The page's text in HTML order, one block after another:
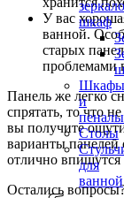
шкаф
Шкафы
и
пеналы
Столы
для
ванной
У вас
ванной.
старых
проблемами
Панель же легко
спрятать, то что
вы получите
варианты панелей
отлично
Остались